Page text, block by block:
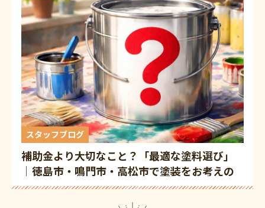
スタッフブログ
補助金より大切なこと？「最適な塗料選び」
│徳島市・鳴門市・高松市で塗装をお考えの
皆さまへ